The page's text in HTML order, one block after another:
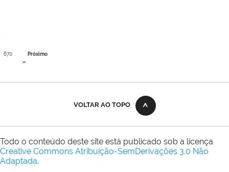
670
Próximo
»
VOLTAR AO TOPO
Todo o conteúdo deste site está publicado sob a licença
Creative Commons Atribuição-SemDerivações 3.0 Não
Adaptada.